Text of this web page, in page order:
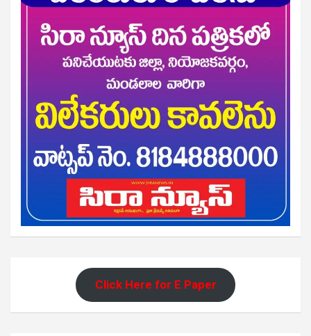
Click Here for E Paper